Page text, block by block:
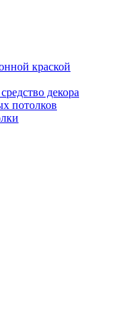
краской
декора
потолков